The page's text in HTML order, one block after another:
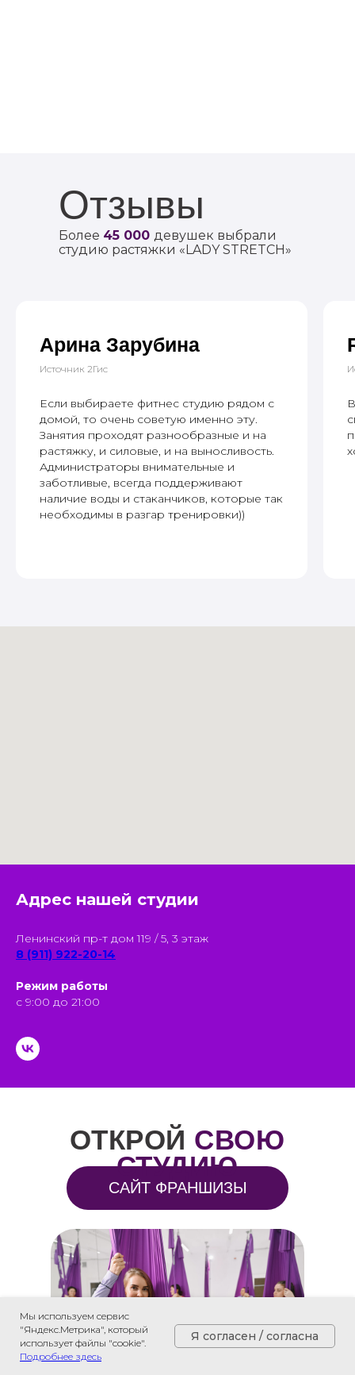
Отзывы
Более 45 000 девушек выбрали
студию растяжки «LADY STRETCH»
​Арина Зарубина
Источник 2Гис
Если выбираете фитнес студию рядом с
домой, то очень советую именно эту.
Занятия проходят разнообразные и на
растяжку, и силовые, и на выносливость.
Администраторы внимательные и
заботливые, всегда поддерживают
наличие воды и стаканчиков, которые так
необходимы в разгар тренировки))
Адрес нашей студии
Ленинский пр-т дом 119 / 5, 3 этаж
8 (911) 922-20-14
Режим работы
с 9:00 до 21:00
САЙТ ФРАНШИЗЫ
ОТКРОЙ СВОЮ
СТУДИЮ
Мы используем сервис
"Яндекс.Метрика", который
использует файлы "cookie".
Подробнее здесь
Я согласен / согласна